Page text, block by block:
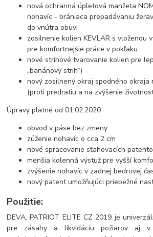
nová ochranná úpletová manžeta
nohavíc - brániaca prepadávaniu
do vnútra obuvi
zosilnenie kolien KEVLAR s vloženou
pre komfortnejšie práce v pokľaku
nové strihové tvarovanie kolien pre
„banánový strih“)
nový zosilnený okraj spodného okraja
(proti predratiu a na zvýšenie
Úpravy platné od 01.02.2020
obvod v páse bez zmeny
zúženie nohavíc o cca 2 cm
nové spracovanie sťahovacích
menšia kolenná výstuž pre vyšší
zvýšenie nohavíc v zadnej bedrovej
nový patent umožňujúci priebežné
Použitie:
DEVA, PATRIOT ELITE CZ 2019 je
pre zásahy a likvidáciu požiarov aj v